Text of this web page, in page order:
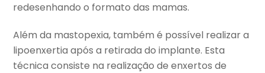
redesenhando o formato das mamas.
Além da mastopexia, também é possível realizar a
lipoenxertia após a retirada do implante. Esta
técnica consiste na realização de enxertos de